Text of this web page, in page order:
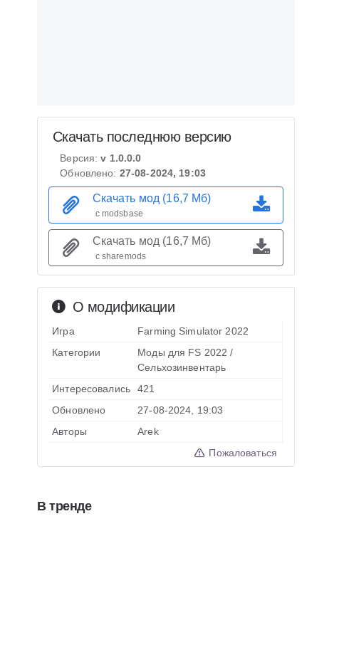
О модификации
Игра
Farming Simulator 2022
Категории
Моды для FS 2022 /
Сельхозинвентарь
Интересовались
421
Обновлено
27-08-2024, 19:03
Авторы
Arek
Пожаловаться
Скачать последнюю версию
Версия:v 1.0.0.0
Обновлено: 27-08-2024, 19:03
Скачать мод (16,7 Мб)
с modsbase
Скачать мод (16,7 Мб)
с sharemods
В тренде